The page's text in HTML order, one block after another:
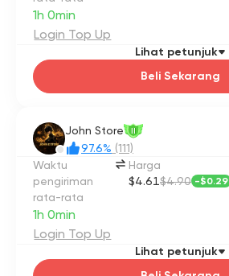
1h 0min
Login Top Up
Beli Sekarang
Lihat petunjuk
John Store II
97.6% (111)
Waktu
pengiriman
rata-rata
1h 0min
Login Top Up
Harga
$4.61$4.90 -$0.29
Lihat petunjuk